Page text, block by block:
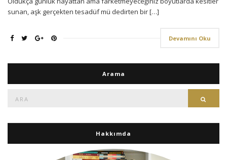
sunan, aşk gerçekten tesadüf mü dedirten bir […]
Devamını Oku
Arama
Hakkımda